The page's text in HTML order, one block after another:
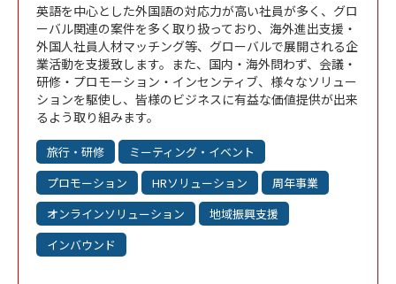
英語を中心とした外国語の対応力が高い社員が多く、グロ
ーバル関連の案件を多く取り扱っており、海外進出支援・
外国人社員人材マッチング等、グローバルで展開される企
業活動を支援致します。また、国内・海外問わず、会議・
研修・プロモーション・インセンティブ、様々なソリュー
ションを駆使し、皆様のビジネスに有益な価値提供が出来
るよう取り組みます。
旅行・研修
ミーティング・イベント
プロモーション
HRソリューション
周年事業
オンラインソリューション
地域振興支援
インバウンド